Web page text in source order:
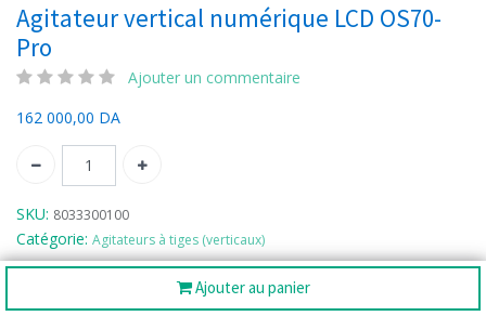
Ajouter au panier
Agitateur vertical numérique LCD OS70-
Pro
Ajouter un commentaire
162 000,00 DA
SKU: 8033300100
Catégorie: Agitateurs à tiges (verticaux)